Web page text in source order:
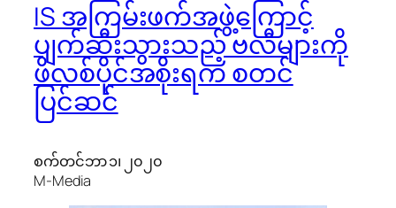
IS အကြမ်းဖက်အဖွဲ့ကြောင့်
ပျက်ဆီးသွားသည့် ဗလီများကို
ဖိလစ်ပိုင်အစိုးရက စတင်
ပြင်ဆင်
စက်တင်ဘာ ၁၊ ၂၀၂၀
M-Media